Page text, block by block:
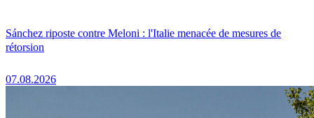
Sánchez riposte contre Meloni : l'Italie menacée de mesures de
rétorsion
07.08.2026